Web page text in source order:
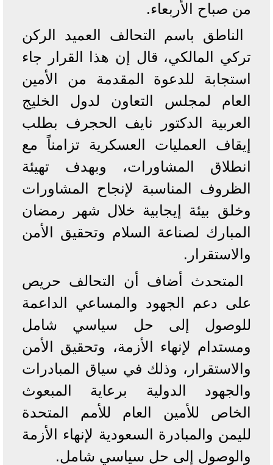
من صباح الأربعاء.
الناطق باسم التحالف العميد الركن
تركي المالكي، قال إن هذا القرار جاء
استجابة للدعوة المقدمة من الأمين
العام لمجلس التعاون لدول الخليج
العربية الدكتور نايف الحجرف بطلب
إيقاف العمليات العسكرية تزامناً مع
انطلاق المشاورات، وبهدف تهيئة
الظروف المناسبة لإنجاح المشاورات
وخلق بيئة إيجابية خلال شهر رمضان
المبارك لصناعة السلام وتحقيق الأمن
والاستقرار.
المتحدث أضاف أن التحالف حريص
على دعم الجهود والمساعي الداعمة
للوصول إلى حل سياسي شامل
ومستدام لإنهاء الأزمة، وتحقيق الأمن
والاستقرار، وذلك في سياق المبادرات
والجهود الدولية برعاية المبعوث
الخاص للأمين العام للأمم المتحدة
لليمن والمبادرة السعودية لإنهاء الأزمة
والوصول إلى حل سياسي شامل.